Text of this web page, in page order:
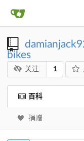
bikes
关注 1
百科
捐赠